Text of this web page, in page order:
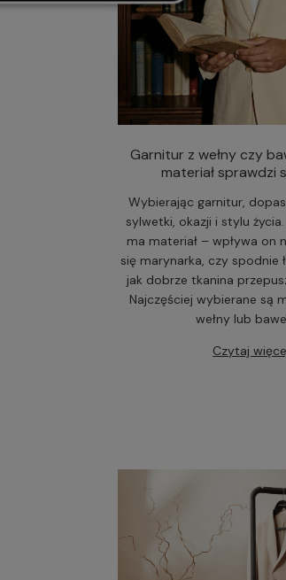
Garnitur z wełny czy
materiał sprawdzi
Wybierając garnitur,
sylwetki, okazji i stylu
ma materiał – wpływa on
się marynarka, czy spodnie
jak dobrze tkanina
Najczęściej wybierane są
wełny lub
Czytaj